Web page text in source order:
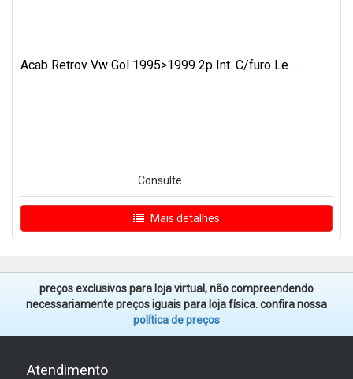
Acab Retrov Vw Gol 1995>1999 2p Int. C/furo Le ...
Consulte
Mais detalhes
preços exclusivos para loja virtual, não compreendendo
necessariamente preços iguais para loja física. confira nossa
política de preços
Atendimento